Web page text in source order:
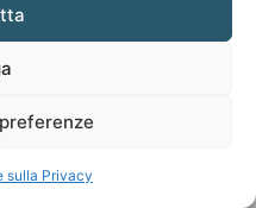
sulla Privacy